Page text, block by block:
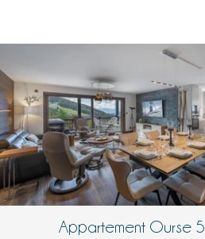
Appartement Ourse 5